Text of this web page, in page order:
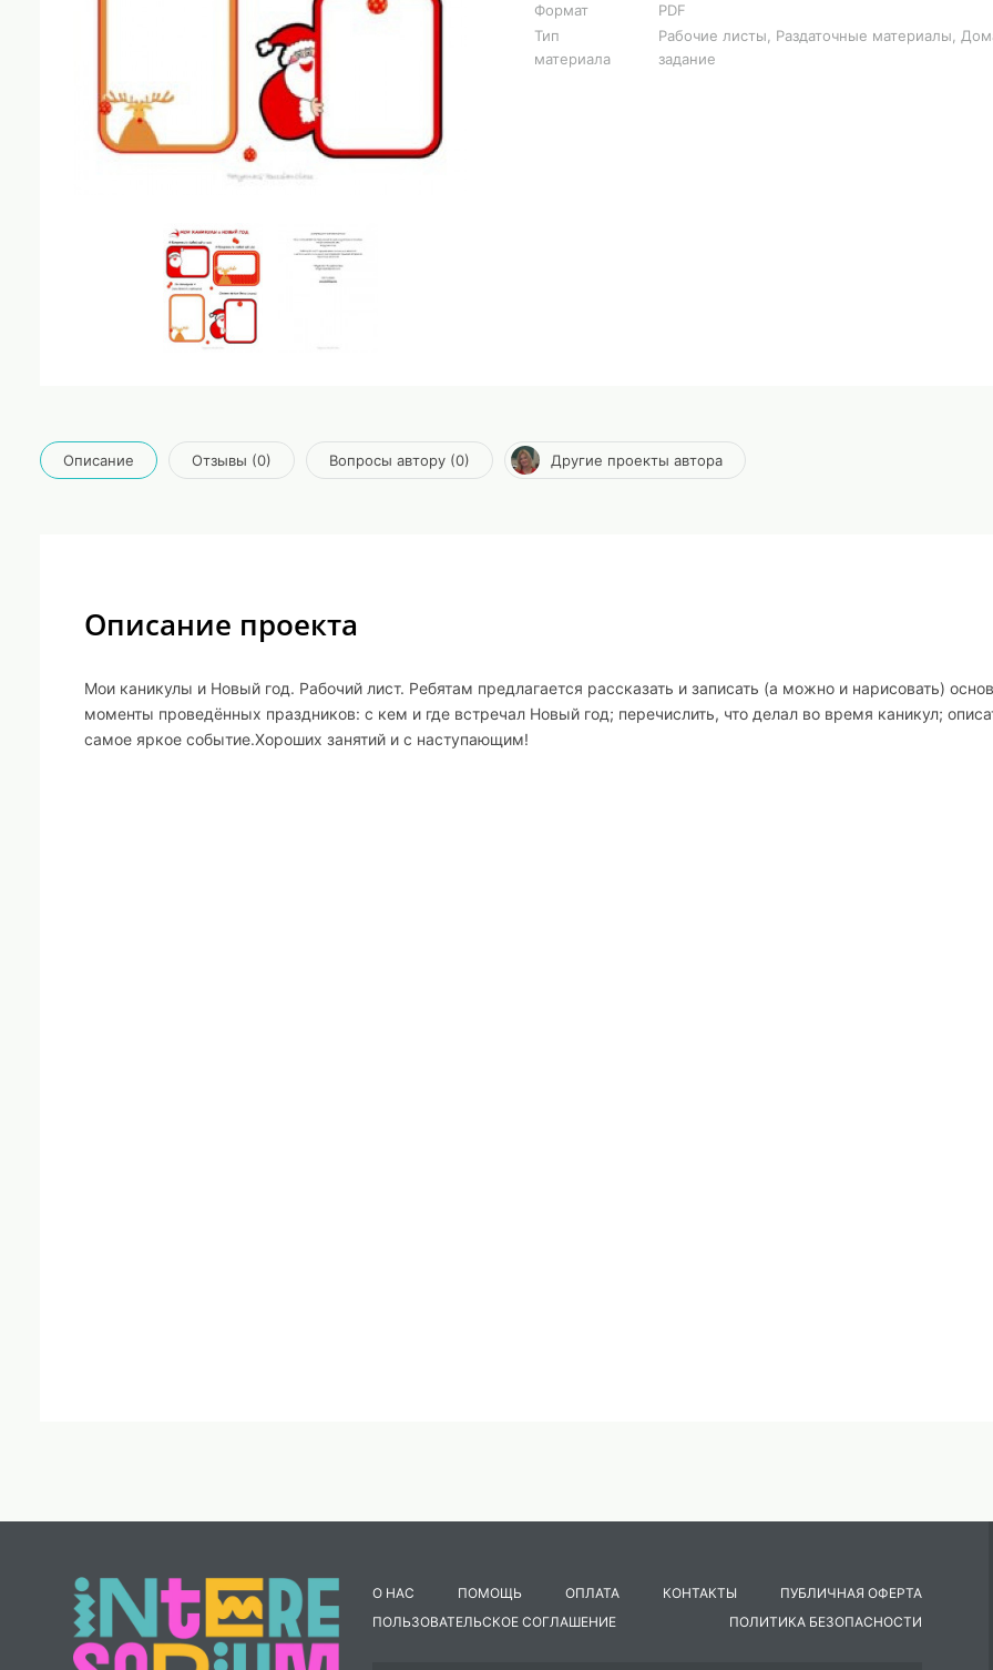
Формат
PDF
Тип
материала
Рабочие листы, Раздаточные материалы,
задание
Описание Отзывы (0) Вопросы автору (0) Другие проекты автора
Описание проекта
Мои каникулы и Новый год. Рабочий лист. Ребятам предлагается рассказать и записать (а можно и нарисовать)
моменты проведённых праздников: с кем и где встречал Новый год; перечислить, что делал во время каникул;
самое яркое событие.Хороших занятий и с наступающим!
О НАС ПОМОЩЬ ОПЛАТА КОНТАКТЫ
ПУБЛИЧНАЯ ОФЕРТА
ПОЛЬЗОВАТЕЛЬСКОЕ СОГЛАШЕНИЕ
ПОЛИТИКА БЕЗОПАСНОСТИ